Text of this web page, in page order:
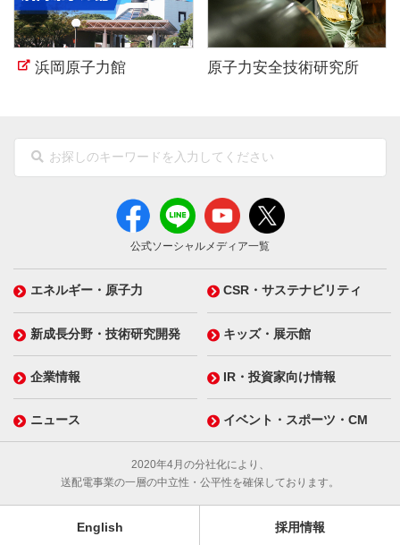
浜岡原子力館 原子力安全技術研究所
公式ソーシャルメディア一覧
エネルギー・原子力 CSR・サステナビリティ
新成長分野・技術研究開発 キッズ・展示館
企業情報 IR・投資家向け情報
ニュース イベント・スポーツ・CM
2020年4月の分社化により、
送配電事業の一層の中立性・公平性を確保しております。
English 採用情報